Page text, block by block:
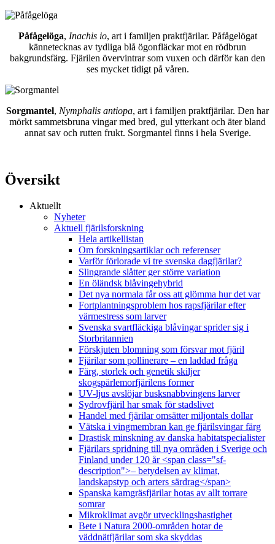
Påfågelöga, Inachis io, art i familjen praktfjärilar. Påfågelögat
kännetecknas av tydliga blå ögonfläckar mot en rödbrun
bakgrundsfärg. Fjärilen övervintrar som vuxen och därför kan den
ses mycket tidigt på våren.
Sorgmantel, Nymphalis antiopa, art i familjen praktfjärilar. Den har
mörkt sammetsbruna vingar med bred, gul ytterkant och äter bland
annat sav och rutten frukt. Sorgmantel finns i hela Sverige.
Översikt
Aktuellt
Nyheter
Aktuell fjärilsforskning
Hela artikellistan
Om forskningsartiklar och referenser
Varför förlorade vi tre svenska dagfjärilar?
Slingrande slåtter ger större variation
En öländsk blåvingehybrid
Det nya normala får oss att glömma hur det var
Fortplantningsproblem hos rapsfjärilar efter
värmestress som larver
Svenska svartfläckiga blåvingar sprider sig i
Storbritannien
Förskjuten blomning som försvar mot fjäril
Fjärilar som pollinerare – en laddad fråga
Färg, storlek och genetik skiljer
skogspärlemorfjärilens former
UV-ljus avslöjar busksnabbvingens larver
Sydrovfjäril har smak för stadslivet
Handel med fjärilar omsätter miljontals dollar
Vätska i vingmembran kan ge fjärilsvingar färg
Drastisk minskning av danska habitatspecialister
Fjärilars spridning till nya områden i Sverige och
Finland under 120 år <span class="sf-
description">– betydelsen av klimat,
landskapstyp och arters särdrag</span>
Spanska kamgräsfjärilar hotas av allt torrare
somrar
Mikroklimat avgör utvecklingshastighet
Bete i Natura 2000-områden hotar de
väddnätfjärilar som ska skyddas